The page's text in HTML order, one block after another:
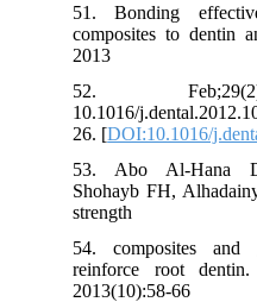
51. Bonding
composites to dentin
2013
52.
10.1016/
26. [DOI:10.1016/
53. Abo Al-Hana
Shohayb FH,
strength
54. composites
reinforce root
2013(10):58-66